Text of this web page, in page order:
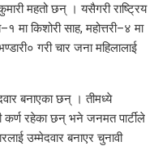
महतो छन् । यसैगरी राष्ट्रिय
मा किशोरी साह, महोत्तरी–४ मा
गरी चार जना महिलालाई
बनाएका छन् । तीमध्ये
कर्ण रहेका छन् भने जनमत पार्टीले
उम्मेदवार बनाएर चुनावी